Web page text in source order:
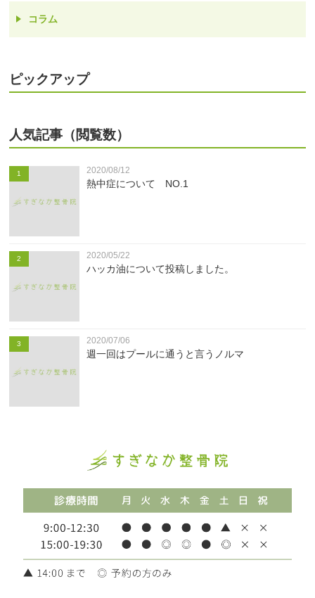
コラム
ピックアップ
人気記事（閲覧数）
1 2020/08/12
熱中症について NO.1
2 2020/05/22
ハッカ油について投稿しました。
3 2020/07/06
週一回はプールに通うと言うノルマ